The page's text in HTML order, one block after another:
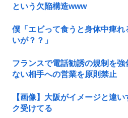
という欠陥構造www
僕「エビって食うと身体中痺
いが？？」
フランスで電話勧誘の規制を
ない相手への営業を原則禁止
【画像】大阪がイメージと違
ク受けてる